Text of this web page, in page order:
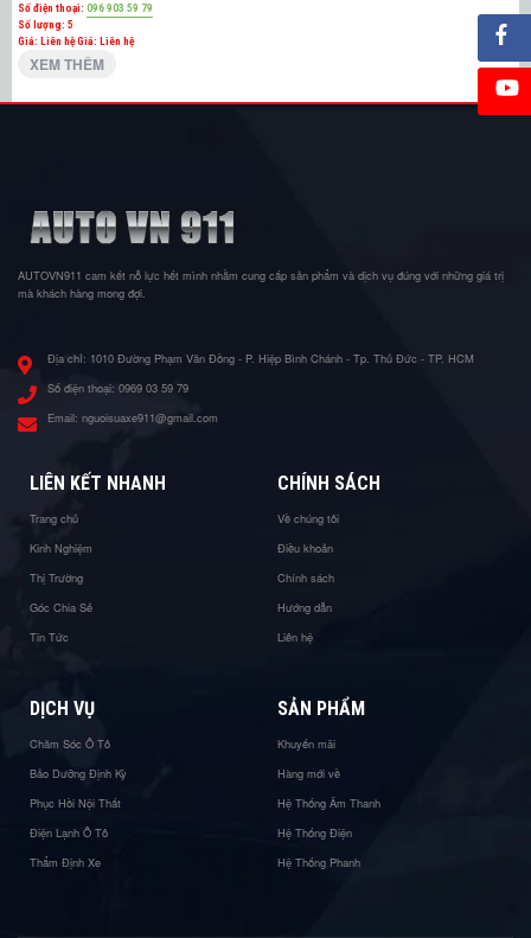
Số điện thoại: 096 903 59 79
Số lượng: 5
Giá: Liên hệGiá: Liên hệ
XEM THÊM
AUTOVN911 cam kết nỗ lực hết mình nhằm cung cấp sản phẩm và dịch vụ đúng với những giá trị
mà khách hàng mong đợi.
Địa chỉ: 1010 Đường Phạm Văn Đồng - P. Hiệp Bình Chánh - Tp. Thủ Đức - TP. HCM
Số điện thoại: 0969 03 59 79
Email: nguoisuaxe911@gmail.com
LIÊN KẾT NHANH
Trang chủ
Kinh Nghiệm
Thị Trường
Góc Chia Sẻ
Tin Tức
CHÍNH SÁCH
Về chúng tôi
Điều khoản
Chính sách
Hướng dẫn
Liên hệ
DỊCH VỤ
Chăm Sóc Ô Tô
Bảo Dưỡng Định Kỳ
Phục Hồi Nội Thất
Điện Lạnh Ô Tô
Thẩm Định Xe
SẢN PHẨM
Khuyến mãi
Hàng mới về
Hệ Thống Âm Thanh
Hệ Thống Điện
Hệ Thống Phanh